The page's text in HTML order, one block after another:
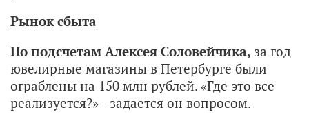
Рынок сбыта
По подсчетам Алексея Соловейчика, за год
ювелирные магазины в Петербурге были
ограблены на 150 млн рублей. «Где это все
реализуется?» - задается он вопросом.